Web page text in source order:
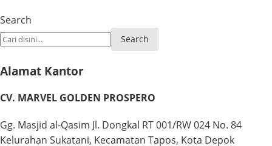
Search
Search
Alamat Kantor
CV. MARVEL GOLDEN PROSPERO
Gg. Masjid al-Qasim Jl. Dongkal RT 001/RW 024 No. 84
Kelurahan Sukatani, Kecamatan Tapos, Kota Depok